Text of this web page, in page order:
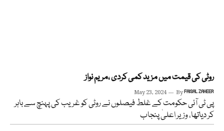
روٹی کی قیمت میں مزید کمی کردی ،مریم نواز
May 23, 2024 ByFAISAL ZAHEER
پی ٹی آئی حکومت کے غلط فیصلوں نے روٹی کو غریب کی پہنچ سے باہر
کر دیاتھا، وزیر اعلیٰ پنجاب